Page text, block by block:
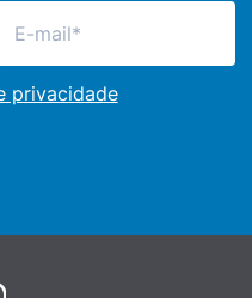
privacidade